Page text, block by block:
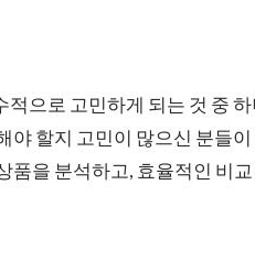
적으로 고민하게 되는 것 중
야 할지 고민이 많으신 분들
품을 분석하고, 효율적인 비